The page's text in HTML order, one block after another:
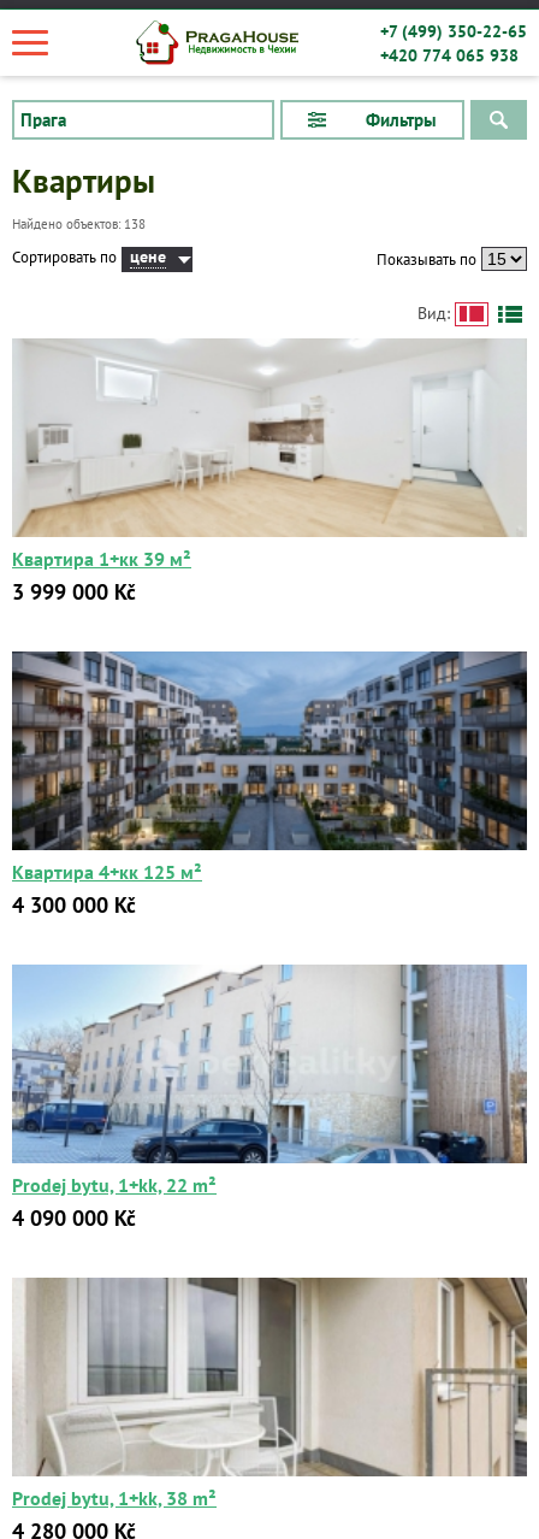
+7 (499) 350-22-65
+420 774 065 938
Фильтры
Квартиры
Дома
Новостройки
Коммерческие объекты
Город:
от
Цена:
от
Kč
Расширенный поиск
Квартиры
Найдено объектов: 138
Сортировать по цене Показывать по
Вид:
Квартира 1+кк 39 м²
3 999 000 Kč
Квартира 4+кк 125 м²
4 300 000 Kč
Prodej bytu, 1+kk, 22 m²
4 090 000 Kč
Prodej bytu, 1+kk, 38 m²
4 280 000 Kč